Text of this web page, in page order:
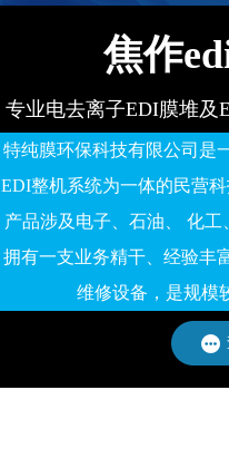
焦作
专业电去离子EDI膜堆及
特纯膜环保科技有限公司是
EDI整机系统为一体的民营
产品涉及电子、石油、 化
拥有一支业务精干、经验丰
维修设备，是规模